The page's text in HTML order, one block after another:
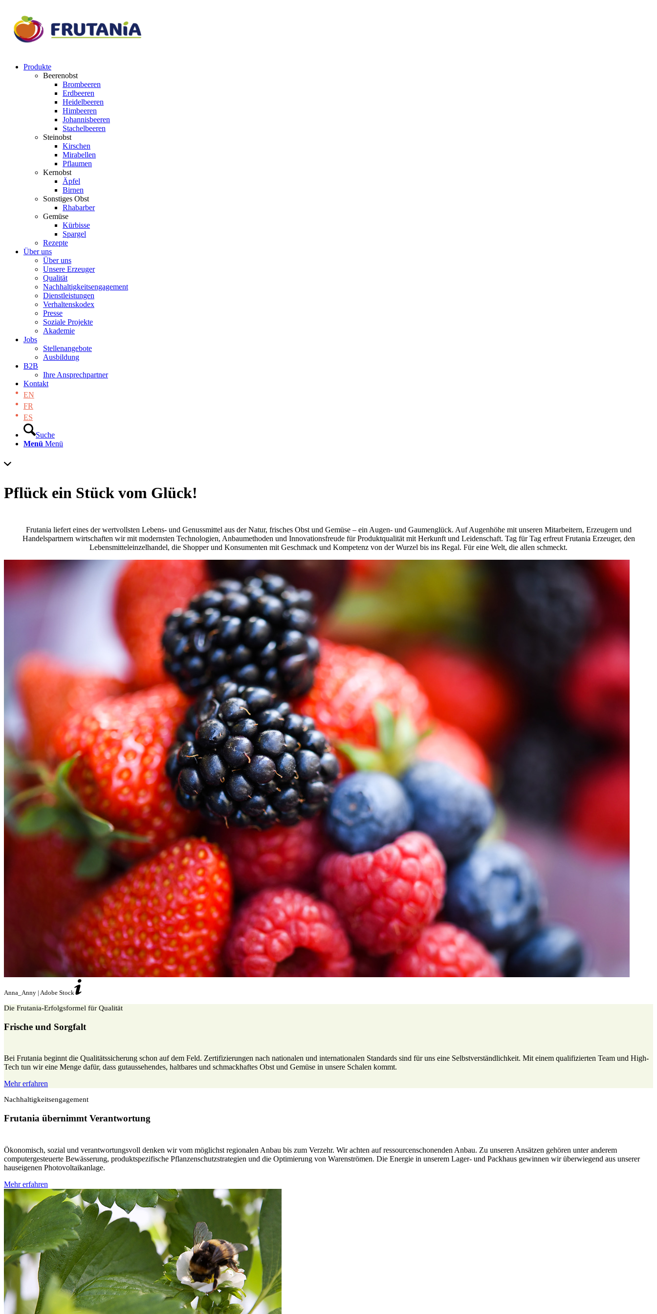
Produkte
Beerenobst
Brombeeren
Erdbeeren
Heidelbeeren
Himbeeren
Johannisbeeren
Stachelbeeren
Steinobst
Kirschen
Mirabellen
Pflaumen
Kernobst
Äpfel
Birnen
Sonstiges Obst
Rhabarber
Gemüse
Kürbisse
Spargel
Rezepte
Über uns
Über uns
Unsere Erzeuger
Qualität
Nachhaltigkeitsengagement
Dienstleistungen
Verhaltenskodex
Presse
Soziale Projekte
Akademie
Jobs
Stellenangebote
Ausbildung
B2B
Ihre Ansprechpartner
Kontakt
EN
FR
ES
Suche
Menü Menü
Pflück ein Stück vom Glück!
Frutania liefert eines der wertvollsten Lebens- und Genussmittel aus der Natur, frisches Obst und Gemüse – ein Augen- und Gaumenglück. Auf Augenhöhe mit unseren Mitarbeitern, Erzeugern und
Handelspartnern wirtschaften wir mit modernsten Technologien, Anbaumethoden und Innovationsfreude für Produktqualität mit Herkunft und Leidenschaft. Tag für Tag erfreut Frutania Erzeuger, den
Lebensmitteleinzelhandel, die Shopper und Konsumenten mit Geschmack und Kompetenz von der Wurzel bis ins Regal. Für eine Welt, die allen schmeckt.
Anna_Anny | Adobe Stock
Die Frutania-Erfolgsformel für Qualität
Frische und Sorgfalt
Bei Frutania beginnt die Qualitätssicherung schon auf dem Feld. Zertifizierungen nach nationalen und internationalen Standards sind für uns eine Selbstverständlichkeit. Mit einem qualifizierten Team und High-
Tech tun wir eine Menge dafür, dass gutaussehendes, haltbares und schmackhaftes Obst und Gemüse in unsere Schalen kommt.
Mehr erfahren
Nachhaltigkeitsengagement
Frutania übernimmt Verantwortung
Ökonomisch, sozial und verantwortungsvoll denken wir vom möglichst regionalen Anbau bis zum Verzehr. Wir achten auf ressourcenschonenden Anbau. Zu unseren Ansätzen gehören unter anderem
computergesteuerte Bewässerung, produktspezifische Pflanzenschutzstrategien und die Optimierung von Warenströmen. Die Energie in unserem Lager- und Packhaus gewinnen wir überwiegend aus unserer
hauseigenen Photovoltaikanlage.
Mehr erfahren